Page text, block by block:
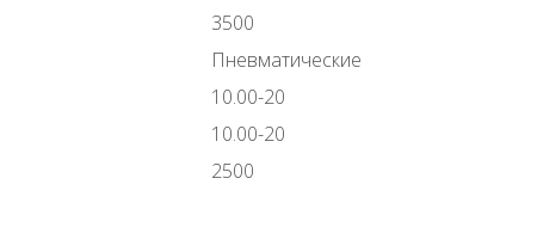
3500
Пневматические
10.00-20
10.00-20
2500